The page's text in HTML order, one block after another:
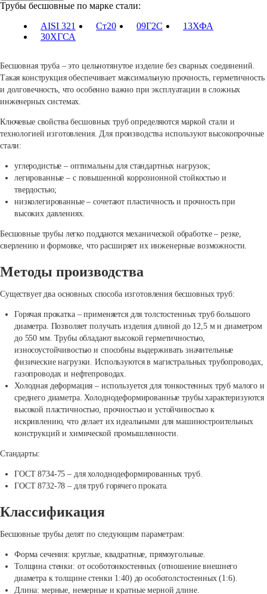
Трубы бесшовные по марке стали:
AISI 321
Ст20 09Г2С
13ХФА
30ХГСА
Бесшовная труба – это цельнотянутое изделие без сварных соединений.
Такая конструкция обеспечивает максимальную прочность, герметичность
и долговечность, что особенно важно при эксплуатации в сложных
инженерных системах.
Ключевые свойства бесшовных труб определяются маркой стали и
технологией изготовления. Для производства используют высокопрочные
стали:
углеродистые – оптимальны для стандартных нагрузок;
легированные – с повышенной коррозионной стойкостью и
твердостью;
низколегированные – сочетают пластичность и прочность при
высоких давлениях.
Бесшовные трубы легко поддаются механической обработке – резке,
сверлению и формовке, что расширяет их инженерные возможности.
Методы производства
Существует два основных способа изготовления бесшовных труб:
Горячая прокатка – применяется для толстостенных труб большого
диаметра. Позволяет получать изделия длиной до 12,5 м и диаметром
до 550 мм. Трубы обладают высокой герметичностью,
износоустойчивостью и способны выдерживать значительные
физические нагрузки. Используются в магистральных трубопроводах,
газопроводах и нефтепроводах.
Холодная деформация – используется для тонкостенных труб малого и
среднего диаметра. Холоднодеформированные трубы характеризуются
высокой пластичностью, прочностью и устойчивостью к
искривлению, что делает их идеальными для машиностроительных
конструкций и химической промышленности.
Стандарты:
ГОСТ 8734-75 – для холоднодеформированных труб.
ГОСТ 8732-78 – для труб горячего проката.
Классификация
Бесшовные трубы делят по следующим параметрам:
Форма сечения: круглые, квадратные, прямоугольные.
Толщина стенки: от особотонкостенных (отношение внешнего
диаметра к толщине стенки 1:40) до особотолстостенных (1:6).
Длина: мерные, немерные и кратные мерной длине.